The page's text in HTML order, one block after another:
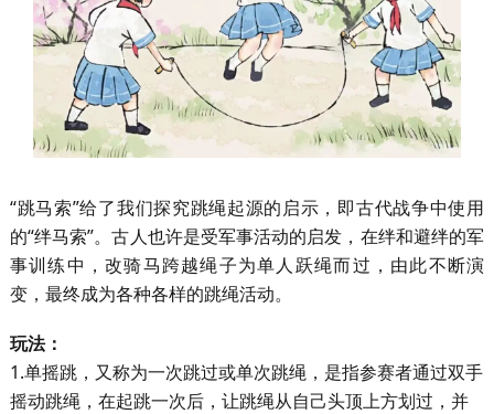
“跳马索”给了我们探究跳绳起源的启示，即古代战争中使用
的“绊马索”。古人也许是受军事活动的启发，在绊和避绊的军
事训练中，改骑马跨越绳子为单人跃绳而过，由此不断演
变，最终成为各种各样的跳绳活动。
玩法：
1.单摇跳，又称为一次跳过或单次跳绳，是指参赛者通过双手
摇动跳绳，在起跳一次后，让跳绳从自己头顶上方划过，并